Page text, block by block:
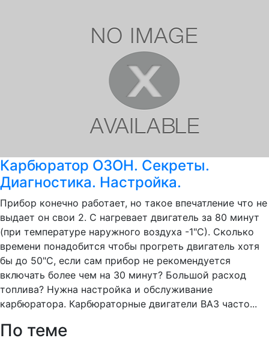
Карбюратор ОЗОН. Секреты.
Диагностика. Настройка.
Прибор конечно работает, но такое впечатление что не
выдает он свои 2. С нагревает двигатель за 80 минут
(при температуре наружного воздуха -1"С). Сколько
времени понадобится чтобы прогреть двигатель хотя
бы до 50"С, если сам прибор не рекомендуется
включать более чем на 30 минут? Большой расход
топлива? Нужна настройка и обслуживание
карбюратора. Карбюраторные двигатели ВАЗ часто...
По теме